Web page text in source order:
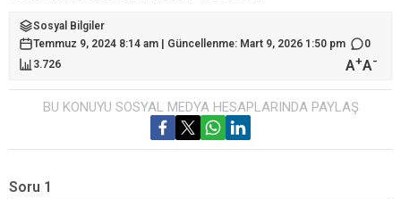
Sosyal Bilgiler
Temmuz 9, 2024 8:14 am | Güncellenme: Mart 9, 2026 1:50 pm
0
3.726
A+A-
BU KONUYU SOSYAL MEDYA HESAPLARINDA PAYLAŞ
Soru 1